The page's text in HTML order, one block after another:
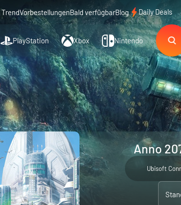
VorbestellungenBald verfügbarBlog Daily Deals
PlayStation Xbox Nintendo
Anno
Ubisoft